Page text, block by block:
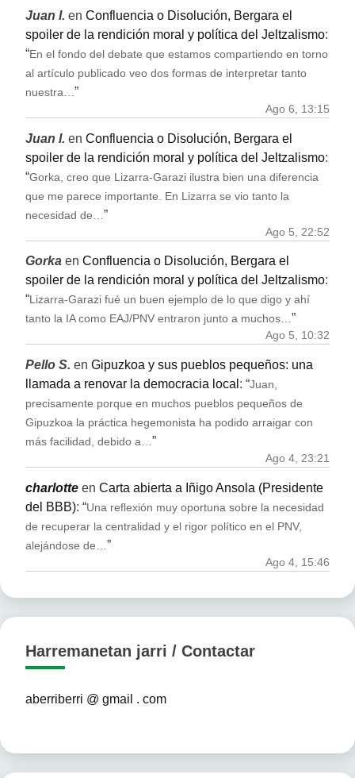
Juan I. en Confluencia o Disolución, Bergara el
spoiler de la rendición moral y política del Jeltzalismo:
“En el fondo del debate que estamos compartiendo en torno
al artículo publicado veo dos formas de interpretar tanto
nuestra… ”
Ago 6, 13:15
Juan I. en Confluencia o Disolución, Bergara el
spoiler de la rendición moral y política del Jeltzalismo:
“Gorka, creo que Lizarra-Garazi ilustra bien una diferencia
que me parece importante. En Lizarra se vio tanto la
necesidad de… ”
Ago 5, 22:52
Gorka en Confluencia o Disolución, Bergara el
spoiler de la rendición moral y política del Jeltzalismo:
“Lizarra-Garazi fué un buen ejemplo de lo que digo y ahí
tanto la IA como EAJ/PNV entraron junto a muchos…”
Ago 5, 10:32
Pello S. en Gipuzkoa y sus pueblos pequeños: una
llamada a renovar la democracia local : “Juan,
precisamente porque en muchos pueblos pequeños de
Gipuzkoa la práctica hegemonista ha podido arraigar con
más facilidad, debido a…”
Ago 4, 23:21
charlotte en Carta abierta a Iñigo Ansola (Presidente
del BBB): “Una reflexión muy oportuna sobre la necesidad
de recuperar la centralidad y el rigor político en el PNV,
alejándose de…”
Ago 4, 15:46
Harremanetan jarri / Contactar
aberriberri @ gmail . com